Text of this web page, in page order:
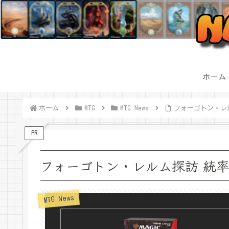
ホーム
ホーム MTG MTG News フォーゴトン・
PR
フォーゴトン・レルム探訪 統
MTG News